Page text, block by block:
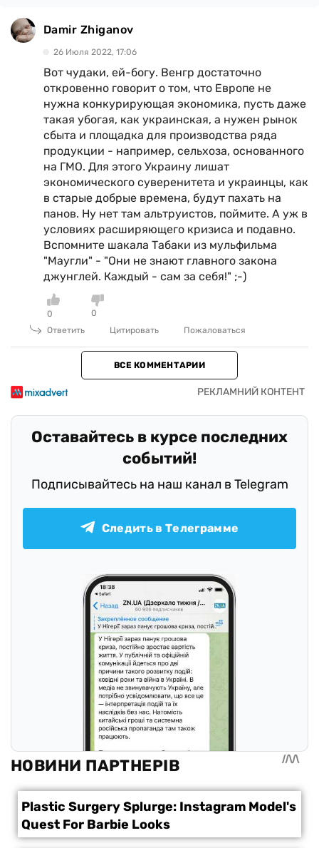
Damir Zhiganov
26 Июля 2022, 17:06
Вот чудаки, ей-богу. Венгр достаточно
откровенно говорит о том, что Европе не
нужна конкурирующая экономика, пусть даже
такая убогая, как украинская, а нужен рынок
сбыта и площадка для производства ряда
продукции - например, сельхоза, основанного
на ГМО. Для этого Украину лишат
экономического суверенитета и украинцы, как
в старые добрые времена, будут пахать на
панов. Ну нет там альтруистов, поймите. А уж в
условиях расширяющего кризиса и подавно.
Вспомните шакала Табаки из мульфильма
"Маугли" - "Они не знают главного закона
джунглей. Каждый - сам за себя!" ;-)
0
0
Ответить
Цитировать Пожаловаться
ВСЕ КОММЕНТАРИИ
Оставайтесь в курсе последних
событий!
Подписывайтесь на наш канал в Telegram
Следить в Телеграмме